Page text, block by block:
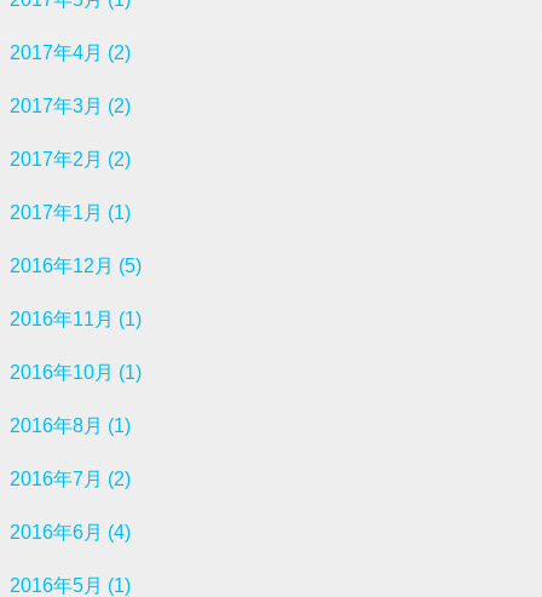
2017年4月 (2)
2017年3月 (2)
2017年2月 (2)
2017年1月 (1)
2016年12月 (5)
2016年11月 (1)
2016年10月 (1)
2016年8月 (1)
2016年7月 (2)
2016年6月 (4)
2016年5月 (1)